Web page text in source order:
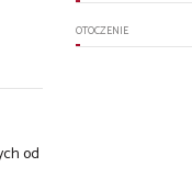
od
OTOCZENIE